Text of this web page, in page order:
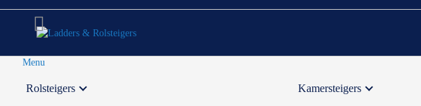
Menu
Rolsteigers Kamersteigers